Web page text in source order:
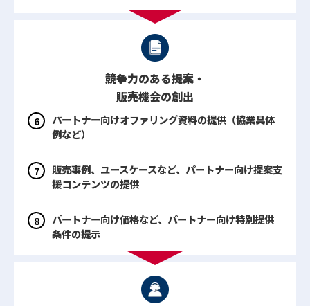
競争力のある提案・
販売機会の創出
パートナー向けオファリング資料の提供（協業具体
例など）
販売事例、ユースケースなど、パートナー向け提案支
援コンテンツの提供
パートナー向け価格など、パートナー向け特別提供
条件の提示